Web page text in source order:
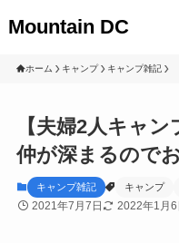
Mountain DC
ホーム キャンプ キャンプ雑記
【夫婦2人キャ
仲が深まるので
キャンプ雑記 キャンプ
2021年7月7日 2022年1月6